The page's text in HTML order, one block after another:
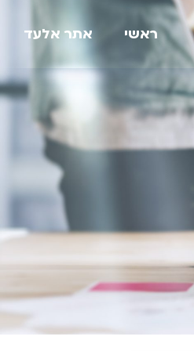
ראשי אתר אלעד